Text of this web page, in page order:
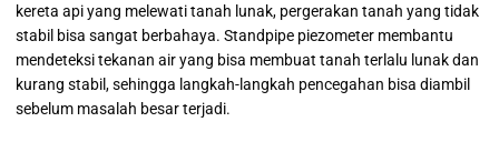
kereta api yang melewati tanah lunak, pergerakan tanah yang tidak
stabil bisa sangat berbahaya. Standpipe piezometer membantu
mendeteksi tekanan air yang bisa membuat tanah terlalu lunak dan
kurang stabil, sehingga langkah-langkah pencegahan bisa diambil
sebelum masalah besar terjadi.